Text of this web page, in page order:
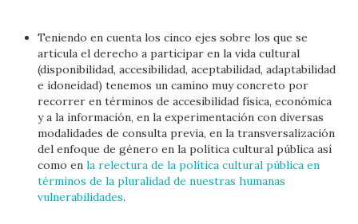
Teniendo en cuenta los cinco ejes sobre los que se
articula el derecho a participar en la vida cultural
(disponibilidad, accesibilidad, aceptabilidad, adaptabilidad
e idoneidad) tenemos un camino muy concreto por
recorrer en términos de accesibilidad física, económica
y a la información, en la experimentación con diversas
modalidades de consulta previa, en la transversalización
del enfoque de género en la política cultural pública así
como enla relectura de la política cultural pública en
términos de la pluralidad de nuestras humanas
vulnerabilidades.